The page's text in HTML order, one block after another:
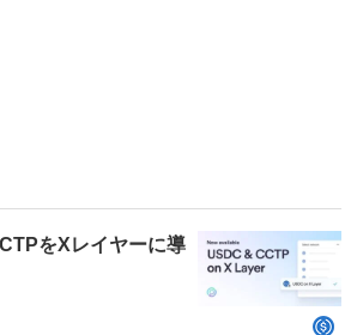
をXレイヤーに導